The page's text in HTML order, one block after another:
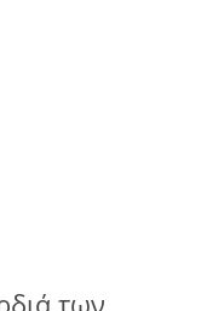
των